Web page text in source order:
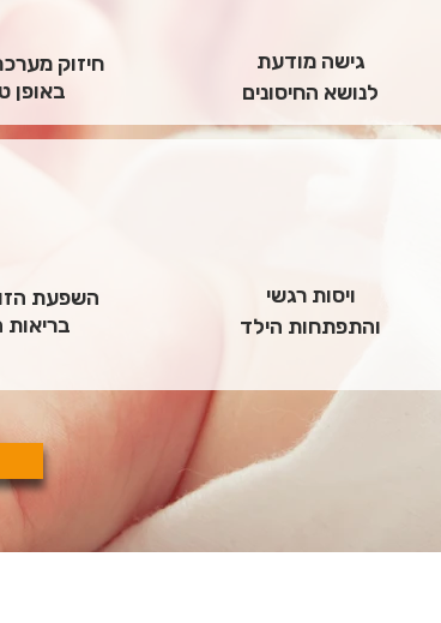
חיזוק
באופן
גישה מודעת
לנושא החיסונים
השפעת
בריאות
ויסות רגשי
והתפתחות הילד